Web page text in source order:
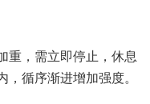
重，需立即停止，休息
，循序渐进增加强度。